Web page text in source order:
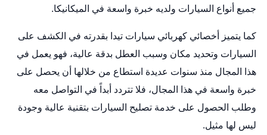
جميع أنواع السيارات ولديه خبرة واسعة في الميكانيكا.
كما يتميز أخصائي كهربائي سيارات تيدا بقدرته في الكشف على
السيارات وتحديد مكان وسبب العطل بدقة عالية، فهو يعمل في
هذا المجال منذ سنوات عديدة استطاع من خلالها أن يحصل على
خبرة واسعة في هذا المجال، فلا تتردد أبداً في التواصل معه
وطلب الحصول على خدمة تصليح السيارات بتقنية عالية وجودة
ليس لها مثيل.